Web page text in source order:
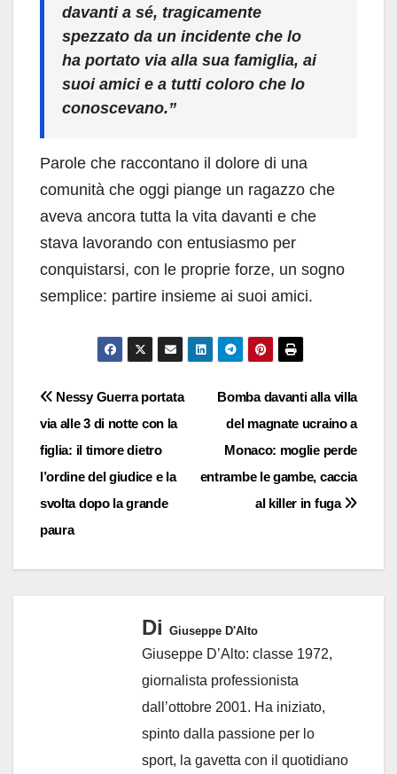
davanti a sé, tragicamente
spezzato da un incidente che lo
ha portato via alla sua famiglia, ai
suoi amici e a tutti coloro che lo
conoscevano.”
Parole che raccontano il dolore di una
comunità che oggi piange un ragazzo che
aveva ancora tutta la vita davanti e che
stava lavorando con entusiasmo per
conquistarsi, con le proprie forze, un sogno
semplice: partire insieme ai suoi amici.
Navigazione
articoli
Bomba davanti alla villa
del magnate ucraino a
Monaco: moglie perde
entrambe le gambe, caccia
al killer in fuga
Nessy Guerra portata
via alle 3 di notte con la
figlia: il timore dietro
l’ordine del giudice e la
svolta dopo la grande
paura
Di Giuseppe D'Alto
Giuseppe D’Alto: classe 1972,
giornalista professionista
dall’ottobre 2001. Ha iniziato,
spinto dalla passione per lo
sport, la gavetta con il quotidiano